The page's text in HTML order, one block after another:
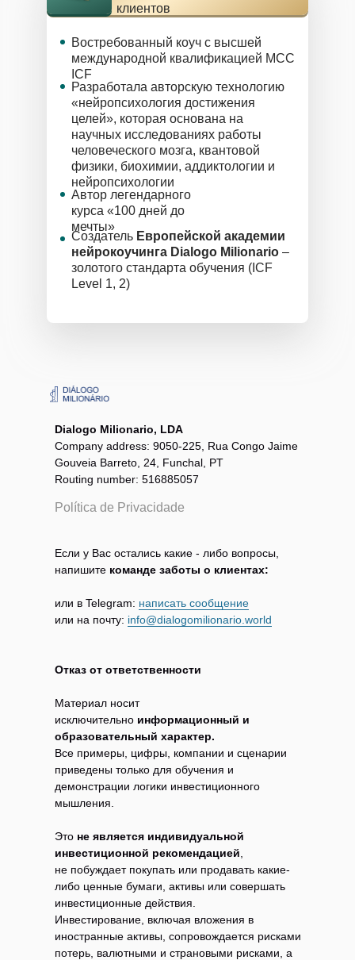
Разработала авторскую технологию
«нейропсихология достижения
целей», которая основана на
научных исследованиях работы
человеческого мозга, квантовой
физики, биохимии, аддиктологии и
нейропсихологии
Востребованный коуч с высшей
международной квалификацией MCC
ICF
клиентов
Автор легендарного
курса «100 дней до
мечты»
Создатель Европейской академии
нейрокоучинга Dialogo Milionario –
золотого стандарта обучения (ICF
Level 1, 2)
Dialogo Milionario, LDA
Company address: 9050-225, Rua Congo Jaime
Gouveia Barreto, 24, Funchal, PT
Routing number: 516885057
Отказ от ответственности
Материал носит
исключительно информационный и
образовательный характер.
Все примеры, цифры, компании и сценарии
приведены только для обучения и
демонстрации логики инвестиционного
мышления.
Это не является индивидуальной
инвестиционной рекомендацией
не побуждает покупать или продавать какие-
либо ценные бумаги, активы или совершать
инвестиционные действия.
Инвестирование, включая вложения в
иностранные активы, сопровождается рисками
потерь, валютными и страновыми рисками, а
Если у Вас остались какие - либо вопросы,
напишите команде заботы о клиентах:
или в Telegram: написать сообщение
или на почту: info@dialogomilionario.world
Política de Privacidade